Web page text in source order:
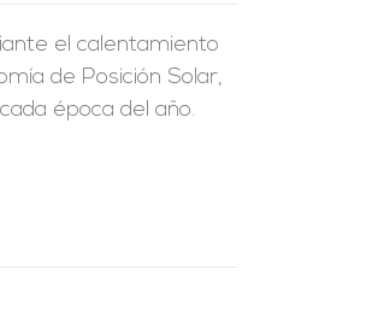
el calentamiento
de Posición Solar,
época del año.